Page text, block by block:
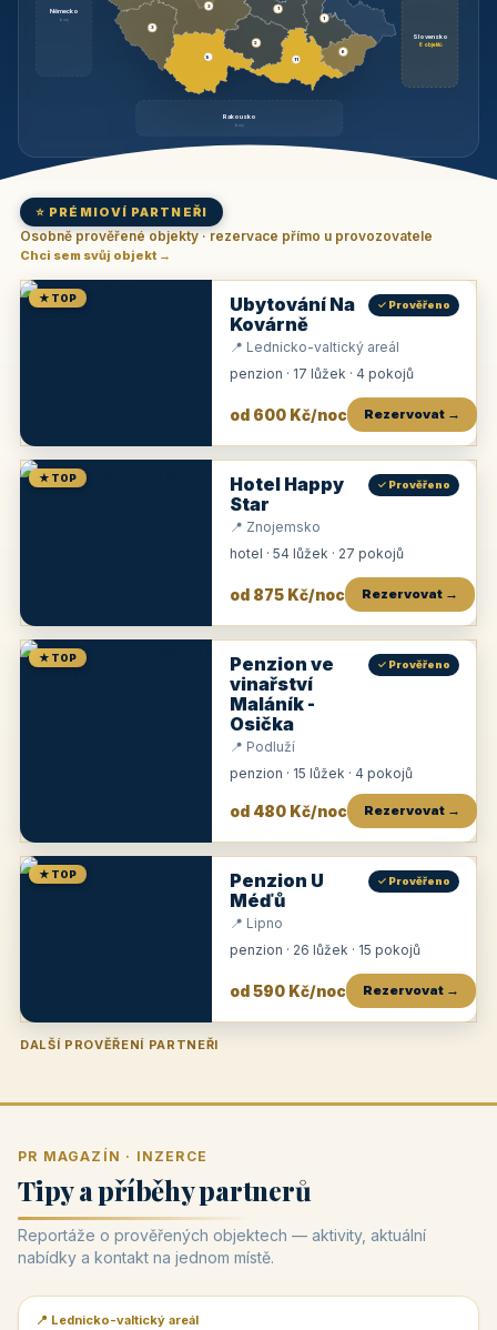
Německo
brzy
Slovensko
6 objektů
Rakousko
brzy
3
9
3
1
2
11
1
6
⭐ PRÉMIOVÍ PARTNEŘI
Osobně prověřené objekty · rezervace přímo u provozovatele
Chci sem svůj objekt →
★ TOP
Ubytování Na
Kovárně
✓ Prověřeno
📍 Lednicko-valtický areál
penzion · 17 lůžek · 4 pokojů
od 600 Kč/noc Rezervovat →
★ TOP
Hotel Happy
Star
✓ Prověřeno
📍 Znojemsko
hotel · 54 lůžek · 27 pokojů
od 875 Kč/noc Rezervovat →
★ TOP
Penzion ve
vinařství
Maláník -
Osička
✓ Prověřeno
📍 Podluží
penzion · 15 lůžek · 4 pokojů
od 480 Kč/noc Rezervovat →
★ TOP
Penzion U
Méďů
✓ Prověřeno
📍 Lipno
penzion · 26 lůžek · 15 pokojů
od 590 Kč/noc Rezervovat →
DALŠÍ PROVĚŘENÍ PARTNEŘI
Penzion U Zámku Pension Faber
PR MAGAZÍN · INZERCE
Tipy a příběhy partnerů
Reportáže o prověřených objektech — aktivity, aktuální
nabídky a kontakt na jednom místě.
📰 PR článek
📍 Lednicko-valtický areál